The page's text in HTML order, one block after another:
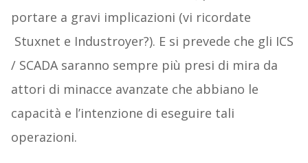
portare a gravi implicazioni (vi ricordate
Stuxnet e Industroyer?). E si prevede che gli ICS
/ SCADA saranno sempre più presi di mira da
attori di minacce avanzate che abbiano le
capacità e l’intenzione di eseguire tali
operazioni.